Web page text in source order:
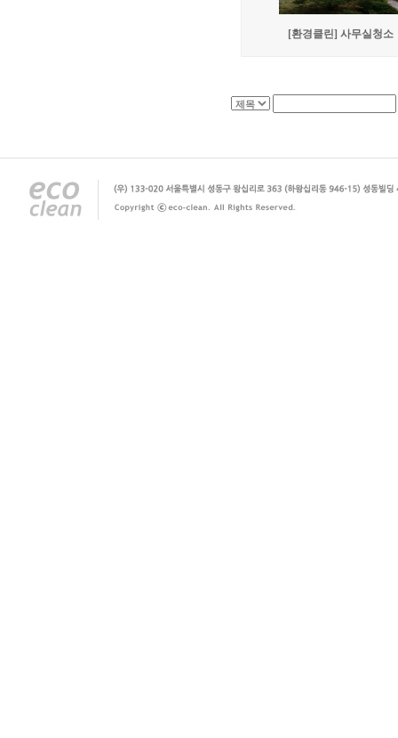
[환경클린] 사무실청소